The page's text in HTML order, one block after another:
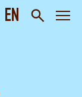
EN